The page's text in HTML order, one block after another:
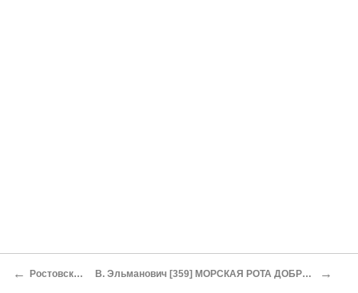
← Ростовский вокзал В. Эльманович [359] МОРСКАЯ РОТА ДОБРОВОЛЬЧЕСКОЙ АРМИИ [360] →